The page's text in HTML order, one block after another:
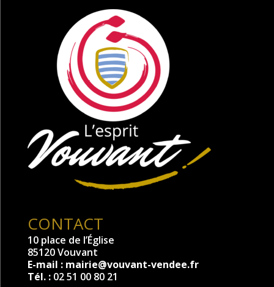
CONTACT
10 place de l’Église
85120 Vouvant
E-mail : mairie@vouvant-vendee.fr
Tél. : 02 51 00 80 21